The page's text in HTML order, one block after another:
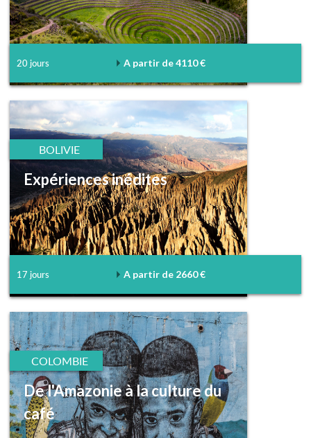
20 jours A partir de 4110 €
BOLIVIE
Expériences inédites
17 jours A partir de 2660 €
COLOMBIE
De l'Amazonie à la culture du
café